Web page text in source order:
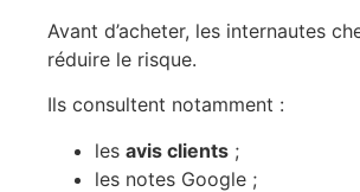
Avant d’acheter, les internautes
réduire le risque.
Ils consultent notamment :
les avis clients ;
les notes Google ;